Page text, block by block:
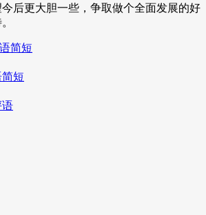
后更大胆一些，争取做个全面发展的好
简短
短
语